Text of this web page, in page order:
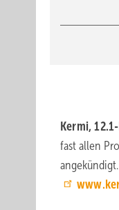
Kermi,
fast allen
angekündigt.